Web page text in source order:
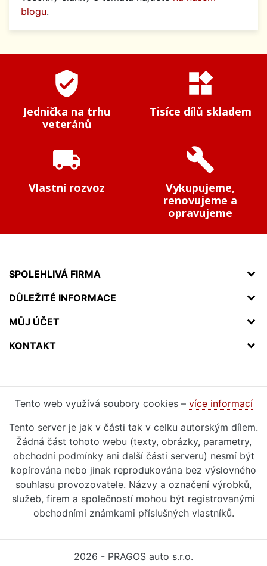
blogu.
verified_user
Jednička na trhu
veteránů
widgets
Tisíce dílů skladem
local_shipping
Vlastní rozvoz
build
Vykupujeme,
renovujeme a
opravujeme
SPOLEHLIVÁ FIRMA
DŮLEŽITÉ INFORMACE
MŮJ ÚČET
KONTAKT
Tento web využívá soubory cookies – více informací
Tento server je jak v části tak v celku autorským dílem.
Žádná část tohoto webu (texty, obrázky, parametry,
obchodní podmínky ani další části serveru) nesmí být
kopírována nebo jinak reprodukována bez výslovného
souhlasu provozovatele. Názvy a označení výrobků,
služeb, firem a společností mohou být registrovanými
obchodními známkami příslušných vlastníků.
2026 - PRAGOS auto s.r.o.